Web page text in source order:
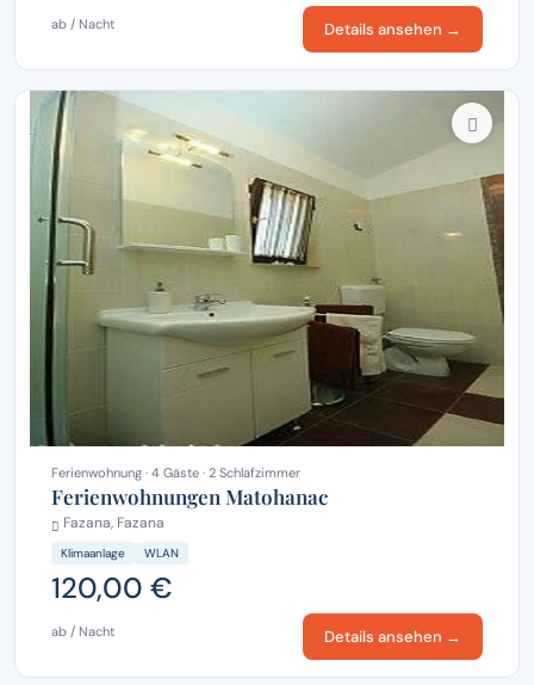
ab / Nacht Details ansehen →
Ferienwohnung · 4 Gäste · 2 Schlafzimmer
Ferienwohnungen Matohanac
Fazana, Fazana
Klimaanlage WLAN
120,00 €
ab / Nacht Details ansehen →